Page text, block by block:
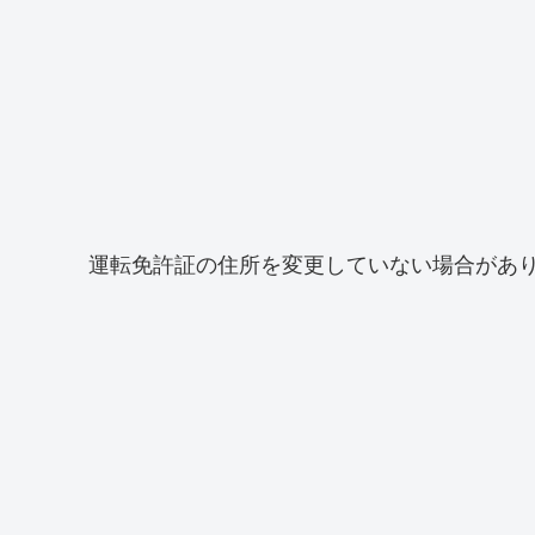
運転免許証の住所を変更していない場合があ